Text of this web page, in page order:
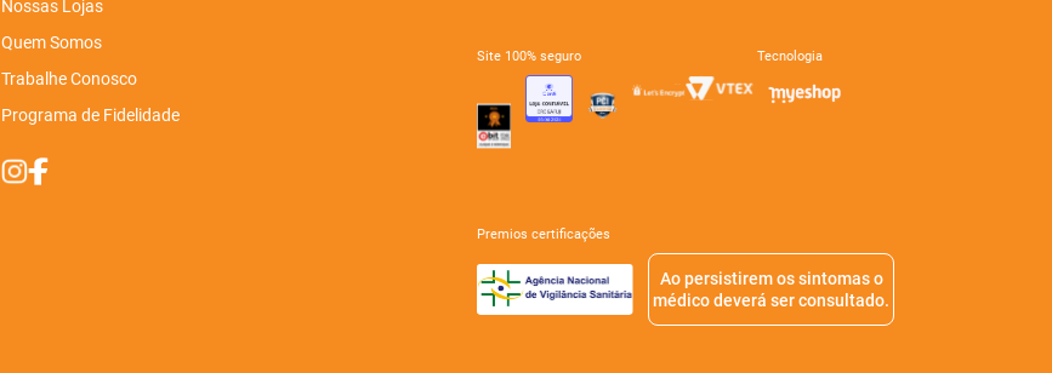
Nossas Lojas
Quem Somos
Trabalhe Conosco
Programa de Fidelidade
site 100% seguro tecnologia
premios certificações
Ao persistirem os sintomas o
médico deverá ser consultado.